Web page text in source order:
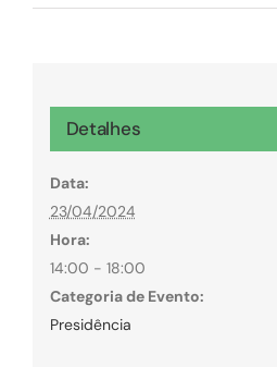
Detalhes
Data:
23/04/2024
Hora:
14:00 - 18:00
Categoria de Evento:
Presidência